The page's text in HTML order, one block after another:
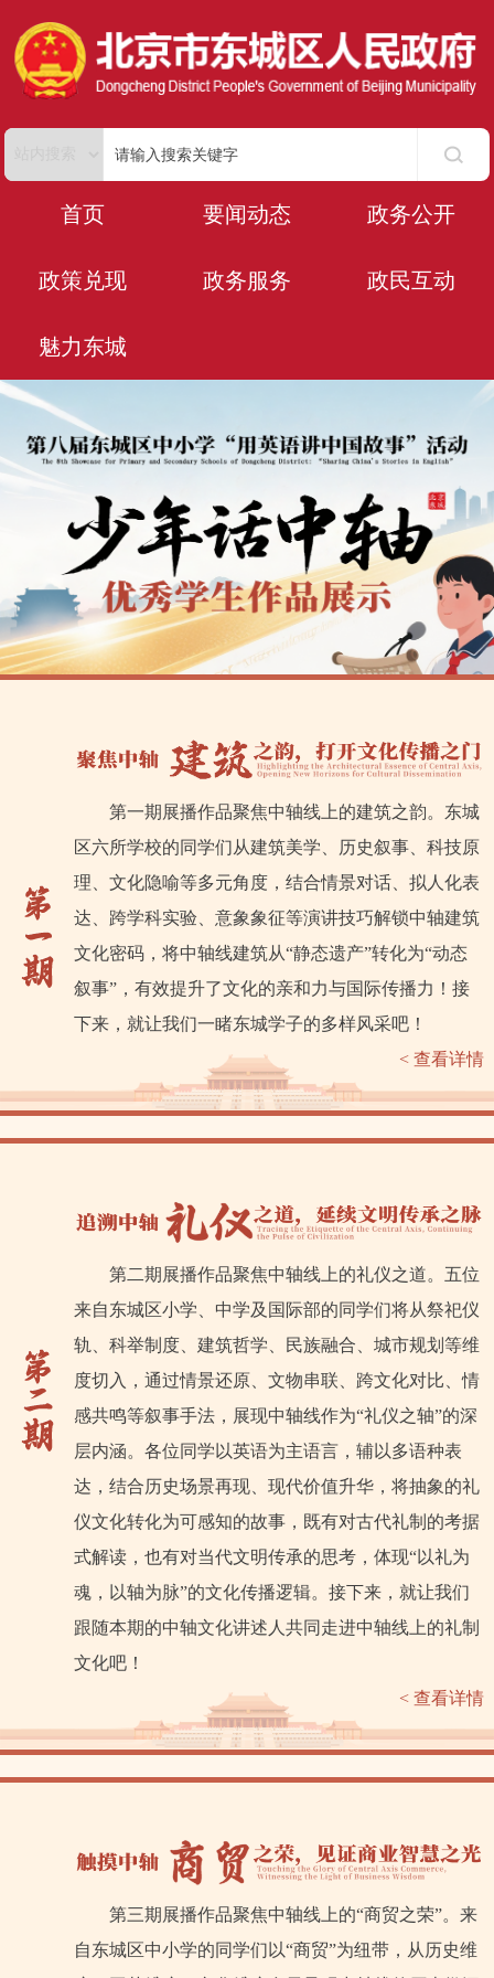
首页 要闻动态 政务公开
政策兑现 政务服务 政民互动
魅力东城
第一期展播作品聚焦中轴线上的建筑之韵。东城
区六所学校的同学们从建筑美学、历史叙事、科技原
理、文化隐喻等多元角度，结合情景对话、拟人化表
达、跨学科实验、意象象征等演讲技巧解锁中轴建筑
文化密码，将中轴线建筑从“静态遗产”转化为“动态
叙事”，有效提升了文化的亲和力与国际传播力！接
下来，就让我们一睹东城学子的多样风采吧！
< 查看详情
第二期展播作品聚焦中轴线上的礼仪之道。五位
来自东城区小学、中学及国际部的同学们将从祭祀仪
轨、科举制度、建筑哲学、民族融合、城市规划等维
度切入，通过情景还原、文物串联、跨文化对比、情
感共鸣等叙事手法，展现中轴线作为“礼仪之轴”的深
层内涵。各位同学以英语为主语言，辅以多语种表
达，结合历史场景再现、现代价值升华，将抽象的礼
仪文化转化为可感知的故事，既有对古代礼制的考据
式解读，也有对当代文明传承的思考，体现“以礼为
魂，以轴为脉”的文化传播逻辑。接下来，就让我们
跟随本期的中轴文化讲述人共同走进中轴线上的礼制
文化吧！
< 查看详情
第三期展播作品聚焦中轴线上的“商贸之荣”。来
自东城区中小学的同学们以“商贸”为纽带，从历史维